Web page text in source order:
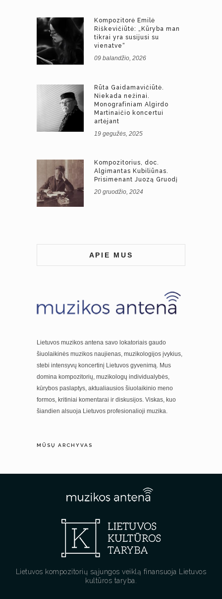
Kompozitorė Emilė
Riškevičiūtė: „Kūryba man
tikrai yra susijusi su
vienatve“
09 balandžio, 2026
Rūta Gaidamavičiūtė.
Niekada nežinai.
Monografiniam Algirdo
Martinaičio koncertui
artėjant
19 gegužės, 2025
Kompozitorius, doc.
Algimantas Kubiliūnas.
Prisimenant Juozą Gruodį
20 gruodžio, 2024
APIE MUS
Lietuvos muzikos antena savo lokatoriais gaudo
šiuolaikinės muzikos naujienas, muzikologijos įvykius,
stebi intensyvų koncertinį Lietuvos gyvenimą. Mus
domina kompozitorių, muzikologų individualybės,
kūrybos paslaptys, aktualiausios šiuolaikinio meno
formos, kritiniai komentarai ir diskusijos. Viskas, kuo
šiandien alsuoja Lietuvos profesionalioji muzika.
MŪSŲ ARCHYVAS
Lietuvos kompozitorių sąjungos veiklą finansuoja Lietuvos
kultūros taryba.